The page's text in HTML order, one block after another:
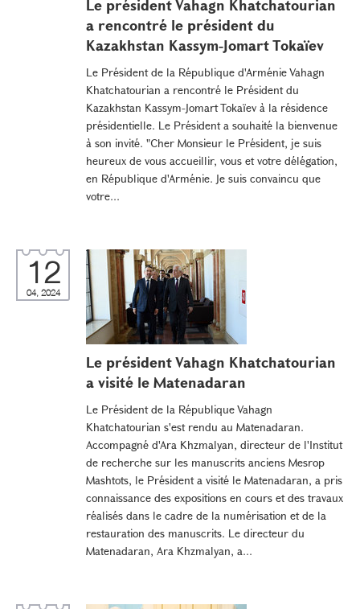
Le président Vahagn Khatchatourian
a rencontré le président du
Kazakhstan Kassym-Jomart Tokaïev
Le Président de la République d'Arménie Vahagn
Khatchatourian a rencontré le Président du
Kazakhstan Kassym-Jomart Tokaïev à la résidence
présidentielle. Le Président a souhaité la bienvenue
à son invité. "Cher Monsieur le Président, je suis
heureux de vous accueillir, vous et votre délégation,
en République d'Arménie. Je suis convaincu que
votre...
12
04, 2024
Le président Vahagn Khatchatourian
a visité le Matenadaran
Le Président de la République Vahagn
Khatchatourian s'est rendu au Matenadaran.
Accompagné d'Ara Khzmalyan, directeur de l'Institut
de recherche sur les manuscrits anciens Mesrop
Mashtots, le Président a visité le Matenadaran, a pris
connaissance des expositions en cours et des travaux
réalisés dans le cadre de la numérisation et de la
restauration des manuscrits. Le directeur du
Matenadaran, Ara Khzmalyan, a...